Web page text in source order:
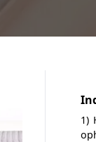
1)